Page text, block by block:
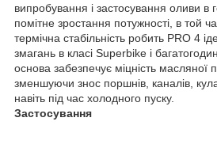
випробування і застосування оливи в
помітне зростання потужності, в той
термічна стабільність робить PRO 4
змагань в класі Superbike і
основа забезпечує міцність масляної
зменшуючи знос поршнів, каналів,
навіть під час холодного пуску.
Застосування